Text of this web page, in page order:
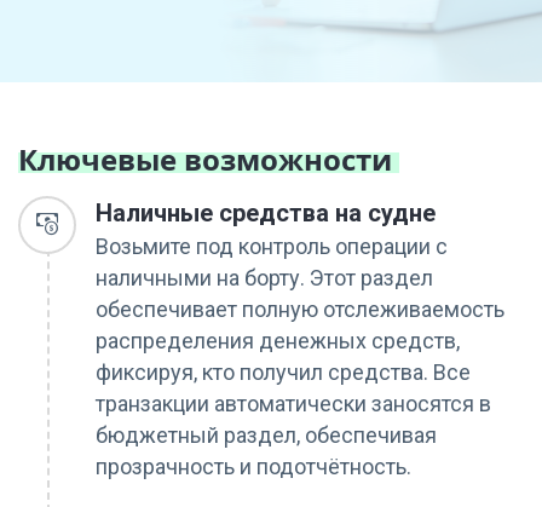
Ключевые возможности
Наличные средства на судне
Возьмите под контроль операции с
наличными на борту. Этот раздел
обеспечивает полную отслеживаемость
распределения денежных средств,
фиксируя, кто получил средства. Все
транзакции автоматически заносятся в
бюджетный раздел, обеспечивая
прозрачность и подотчётность.